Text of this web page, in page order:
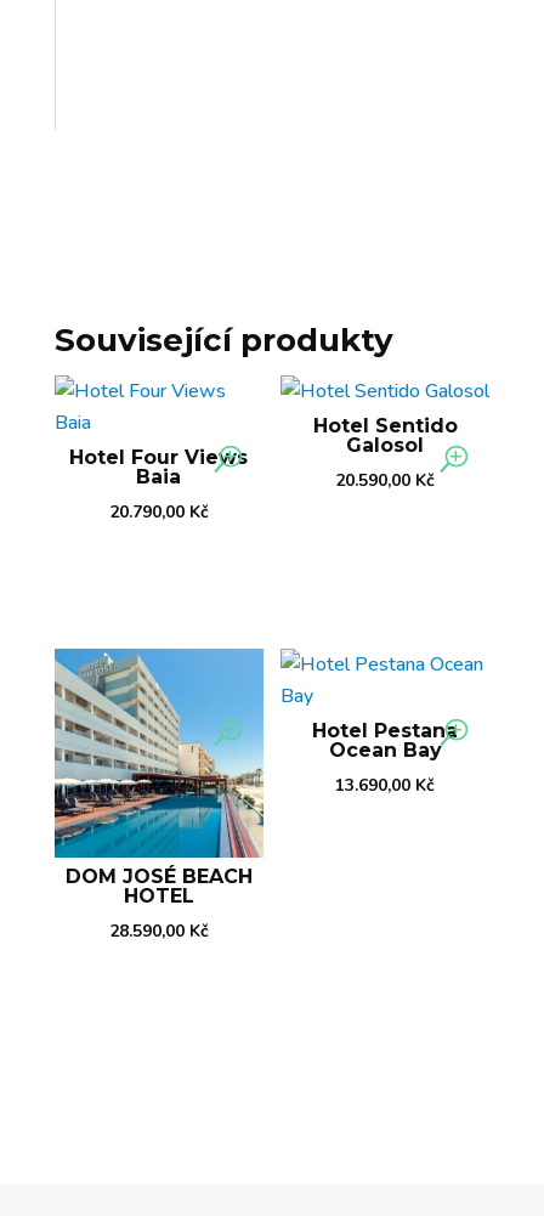
Související produkty
Hotel Four Views
Baia
20.790,00 Kč
Hotel Sentido
Galosol
20.590,00 Kč
DOM JOSÉ BEACH
HOTEL
28.590,00 Kč
Hotel Pestana
Ocean Bay
13.690,00 Kč